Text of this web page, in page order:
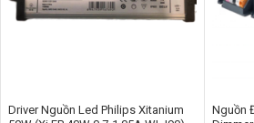
Dòng điện đầu ra:43A
Driver Nguồn Led Philips Xitanium
Nguồn